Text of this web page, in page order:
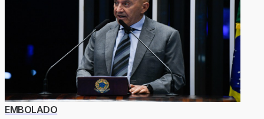
EMBOLADO